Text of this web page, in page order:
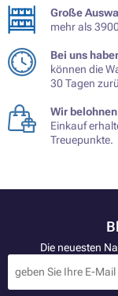
Große
mehr als
Bei uns
können die
30 Tagen
Wir
Einkauf
Treuepunkte.
Die neuesten